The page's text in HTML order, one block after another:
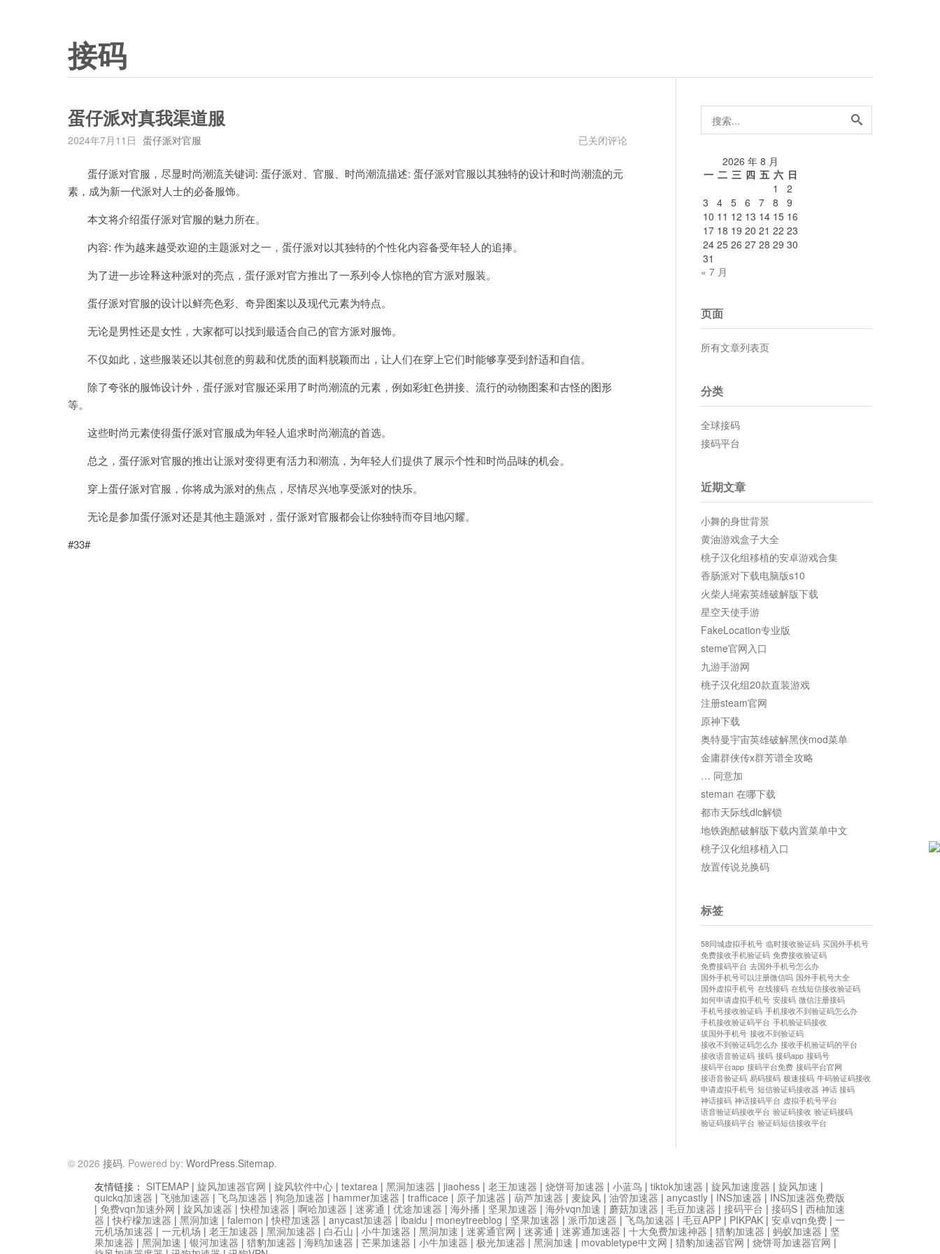
接码
蛋仔派对真我渠道服
2024年7月11日 蛋仔派对官服
蛋
对
已关闭评论
蛋仔派对官服，尽显时尚潮流关键词: 蛋仔派对、官服、时尚潮流描述: 蛋仔派对官服以其独特的设计和时尚潮流的元
素，成为新一代派对人士的必备服饰。
本文将介绍蛋仔派对官服的魅力所在。
内容: 作为越来越受欢迎的主题派对之一，蛋仔派对以其独特的个性化内容备受年轻人的追捧。
为了进一步诠释这种派对的亮点，蛋仔派对官方推出了一系列令人惊艳的官方派对服装。
蛋仔派对官服的设计以鲜亮色彩、奇异图案以及现代元素为特点。
无论是男性还是女性，大家都可以找到最适合自己的官方派对服饰。
不仅如此，这些服装还以其创意的剪裁和优质的面料脱颖而出，让人们在穿上它们时能够享受到舒适和自信。
除了夸张的服饰设计外，蛋仔派对官服还采用了时尚潮流的元素，例如彩虹色拼接、流行的动物图案和古怪的图形
等。
这些时尚元素使得蛋仔派对官服成为年轻人追求时尚潮流的首选。
总之，蛋仔派对官服的推出让派对变得更有活力和潮流，为年轻人们提供了展示个性和时尚品味的机会。
穿上蛋仔派对官服，你将成为派对的焦点，尽情尽兴地享受派对的快乐。
无论是参加蛋仔派对还是其他主题派对，蛋仔派对官服都会让你独特而夺目地闪耀。
#33#
搜
索...
2026 年 8 月
一 二 三 四 五 六 日
1
2
3
4 5 6 7 8
9
10 11 12 13 14 15 16
17 18 19 20 21 22 23
24 25 26 27 28 29 30
31
« 7 月
页面
所有文章列表页
分类
全球接码
接码平台
近期文章
小舞的身世背景
黄油游戏盒子大全
桃子汉化组移植的安卓游戏合集
香肠派对下载电脑版s10
火柴人绳索英雄破解版下载
星空天使手游
FakeLocation专业版
steme官网入口
九游手游网
桃子汉化组20款直装游戏
注册steam官网
原神下载
奥特曼宇宙英雄破解黑侠mod菜单
金庸群侠传x群芳谱全攻略
… 同意加
steman 在哪下载
都市天际线dlc解锁
地铁跑酷破解版下载内置菜单中文
桃子汉化组移植入口
放置传说兑换码
标签
58同城虚拟手机号 临时接收验证码 买国外手机号
免费接收手机验证码 免费接收验证码
免费接码平台 去国外手机号怎么办
国外手机号可以注册微信吗 国外手机号大全
国外虚拟手机号 在线接码 在线短信接收验证码
如何申请虚拟手机号 安接码 微信注册接码
手机号接收验证码 手机接收不到验证码怎么办
手机接收验证码平台 手机验证码接收
拔国外手机号 接收不到验证码
接收不到验证码怎么办 接收手机验证码的平台
接收语音验证码 接码 接码app 接码号
接码平台app 接码平台免费 接码平台官网
接语音验证码 易码接码 极速接码 牛码验证码接收
申请虚拟手机号 短信验证码接收器 神话 接码
神话接码 神话接码平台 虚拟手机号平台
语音验证码接收平台 验证码接收 验证码接码
验证码接码平台 验证码短信接收平台
© 2026 接码. Powered by: WordPress.Sitemap.
友情链接： SITEMAP | 旋风加速器官网 | 旋风软件中心 | textarea | 黑洞加速器 | jiaohess | 老王加速器 | 烧饼哥加速器 | 小蓝鸟 | tiktok加速器 | 旋风加速度器 | 旋风加速 |
quickq加速器 | 飞驰加速器 | 飞鸟加速器 | 狗急加速器 | hammer加速器 | trafficace | 原子加速器 | 葫芦加速器 | 麦旋风 | 油管加速器 | anycastly | INS加速器 | INS加速器免费版
| 免费vqn加速外网 | 旋风加速器 |快橙加速器 | 啊哈加速器 | 迷雾通 | 优途加速器 | 海外播 | 坚果加速器 | 海外vqn加速 | 蘑菇加速器 | 毛豆加速器 | 接码平台 | 接码S | 西柚加速
器 |快柠檬加速器 | 黑洞加速 | falemon |快橙加速器 | anycast加速器 | ibaidu | moneytreeblog | 坚果加速器 | 派币加速器 | 飞鸟加速器 | 毛豆APP | PIKPAK | 安卓vqn免费 | 一
元机场加速器 | 一元机场 | 老王加速器 | 黑洞加速器 | 白石山 | 小牛加速器 | 黑洞加速 | 迷雾通官网 | 迷雾通 | 迷雾通加速器 | 十大免费加速神器 | 猎豹加速器 | 蚂蚁加速器 | 坚
果加速器 | 黑洞加速 | 银河加速器 | 猎豹加速器 | 海鸥加速器 | 芒果加速器 | 小牛加速器 | 极光加速器 | 黑洞加速 | movabletype中文网 | 猎豹加速器官网 | 烧饼哥加速器官网 |